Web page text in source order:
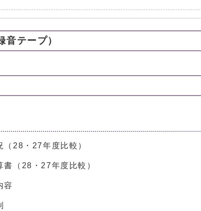
テープ）
28・27年度比較）
（28・27年度比較）
容